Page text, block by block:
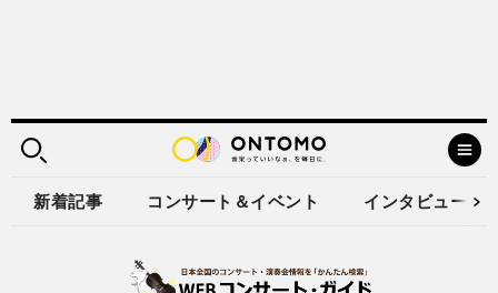
新着記事 コンサート＆イベント インタビュー